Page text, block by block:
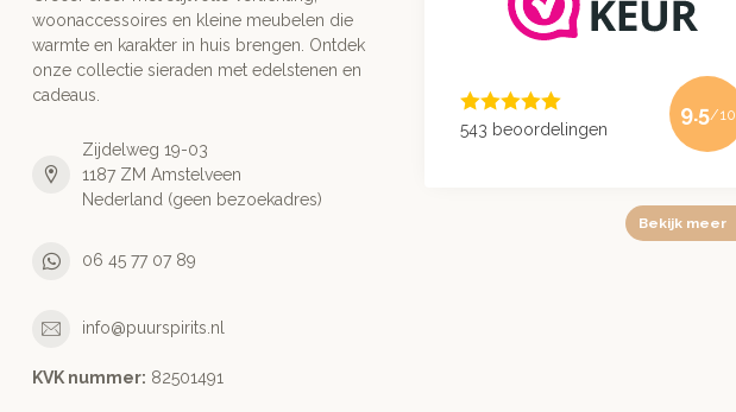
woonaccessoires en kleine meubelen die
warmte en karakter in huis brengen. Ontdek
onze collectie sieraden met edelstenen en
cadeaus.
Zijdelweg 19-03
1187 ZM Amstelveen
Nederland (geen bezoekadres)
06 45 77 07 89
info@puurspirits.nl
KVK nummer: 82501491
543 beoordelingen
9.5/10
Bekijk meer